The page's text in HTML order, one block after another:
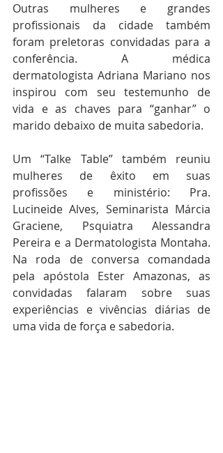
Outras mulheres e grandes
profissionais da cidade também
foram preletoras convidadas para a
conferência. A médica
dermatologista Adriana Mariano nos
inspirou com seu testemunho de
vida e as chaves para “ganhar” o
marido debaixo de muita sabedoria.
Um “Talke Table” também reuniu
mulheres de êxito em suas
profissões e ministério: Pra.
Lucineide Alves, Seminarista Márcia
Graciene, Psquiatra Alessandra
Pereira e a Dermatologista Montaha.
Na roda de conversa comandada
pela apóstola Ester Amazonas, as
convidadas falaram sobre suas
experiências e vivências diárias de
uma vida de força e sabedoria.